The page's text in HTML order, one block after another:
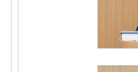
管洪彦